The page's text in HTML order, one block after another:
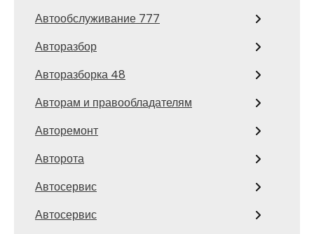
Автообслуживание 777
Авторазбор
Авторазборка 48
Авторам и правообладателям
Авторемонт
Авторота
Автосервис
Автосервис